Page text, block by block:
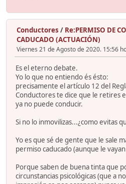
Conductores / Re:PERMISO DE
CADUCADO (ACTUACIÓN)
Viernes 21 de Agosto de 2020. 15:56
Es el eterno debate.
Yo lo que no entiendo és ésto:
precisamente el artículo 12 del
Conductores te dice que le retires
ya no puede conducir.
Si no lo inmovilizas...¿como evitas
Yo es que sé de gente que le sale
permiso caducado (aunque le
Porque saben de buena tinta que
circunstancias psicológicas (que a